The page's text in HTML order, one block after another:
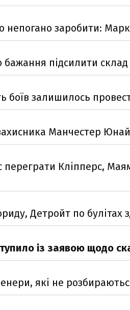
непогано заробити:
бажання підсилити склад
боїв залишилось
Манчестер
Кліпперс,
Детройт по булітах
із заявою щодо
які не